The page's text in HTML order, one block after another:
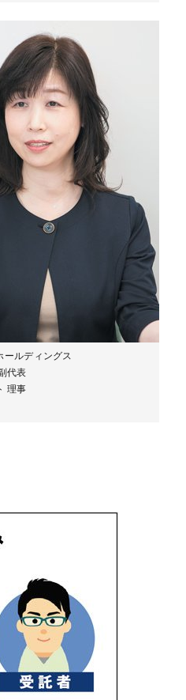
ルディングス
代表
理事